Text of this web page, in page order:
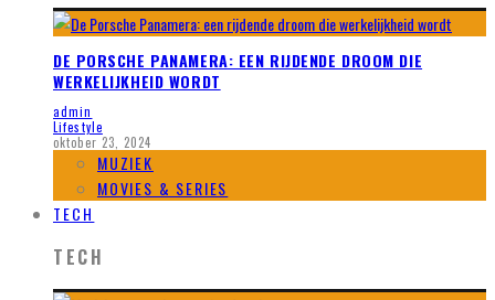
DE PORSCHE PANAMERA: EEN RIJDENDE DROOM DIE
WERKELIJKHEID WORDT
admin
Lifestyle
oktober 23, 2024
MUZIEK
MOVIES & SERIES
TECH
TECH